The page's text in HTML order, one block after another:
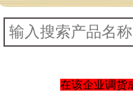
在该企业调货